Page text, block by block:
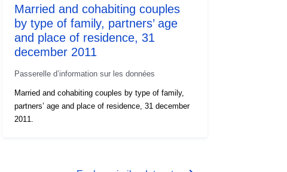
Married and cohabiting couples
by type of family, partners’ age
and place of residence, 31
december 2011
Passerelle d’information sur les données
Married and cohabiting couples by type of family,
partners’ age and place of residence, 31 december
2011.